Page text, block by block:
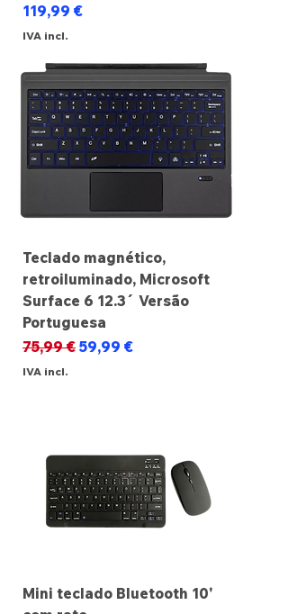
Preço
119,99 €
IVA incl.
Teclado magnético,
retroiluminado, Microsoft
Surface 6 12.3´ Versão
Portuguesa
Preço normal
75,99 € Preço promocional
59,99 €
IVA incl.
Mini teclado Bluetooth 10'